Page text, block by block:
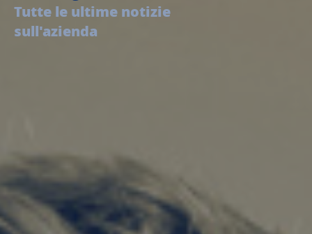
Tutte le ultime notizie
sull'azienda